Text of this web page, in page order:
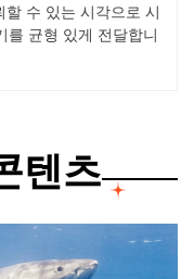
수 있는 시각으로 시
를 균형 있게 전달합니
텐츠